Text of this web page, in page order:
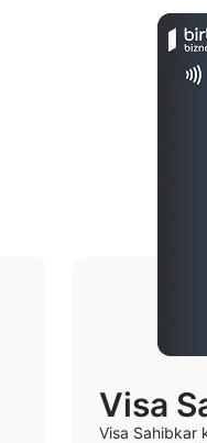
Visa
Visa Sahibkar